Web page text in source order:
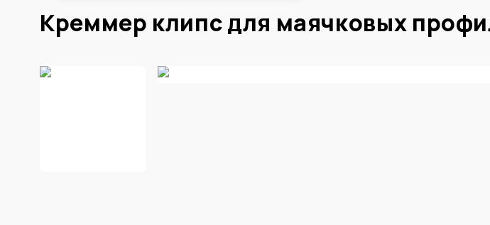
Креммер клипс для маячковых